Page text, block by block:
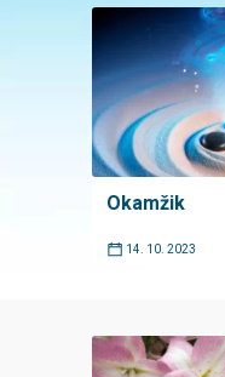
Okamžik
14. 10. 2023